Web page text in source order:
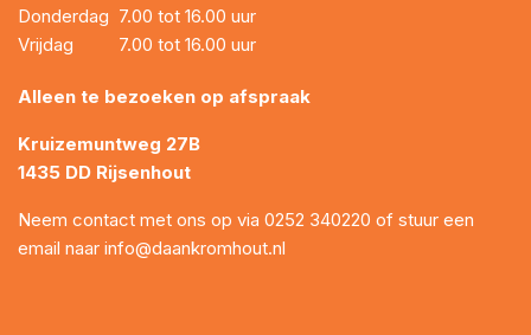
Donderdag 7.00 tot 16.00 uur
Vrijdag
7.00 tot 16.00 uur
Alleen te bezoeken op afspraak
Kruizemuntweg 27B
1435 DD Rijsenhout
Neem contact met ons op via 0252 340220 of stuur een
email naar info@daankromhout.nl